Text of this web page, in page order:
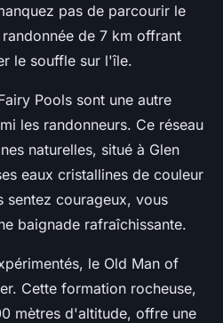
pas de parcourir le
de 7 km offrant
le souffle sur l'île.
Pools sont une autre
les randonneurs. Ce réseau
naturelles, situé à Glen
eaux cristallines de couleur
sentez courageux, vous
baignade rafraîchissante.
le Old Man of
Cette formation rocheuse,
mètres d'altitude, offre une